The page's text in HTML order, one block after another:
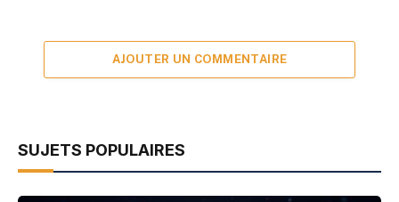
AJOUTER UN COMMENTAIRE
SUJETS POPULAIRES